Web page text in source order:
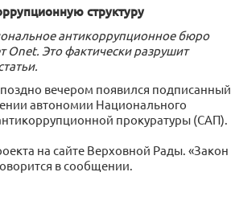
структуру
антикоррупционное бюро
Onet. Это фактически разрушит
вечером появился подписанный
автономии Национального
прокуратуры (САП).
на сайте Верховной Рады. «Закон
в сообщении.